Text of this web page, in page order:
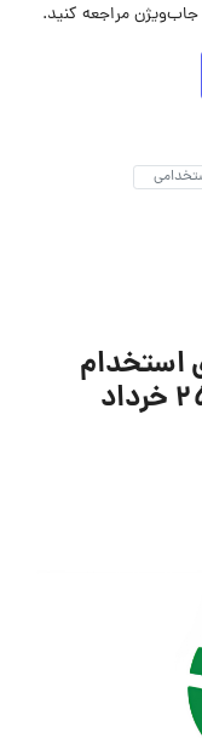
مراجعه کنید.
استخدام
گروه صنعتی ملی شیمی | ۲۵ خرداد